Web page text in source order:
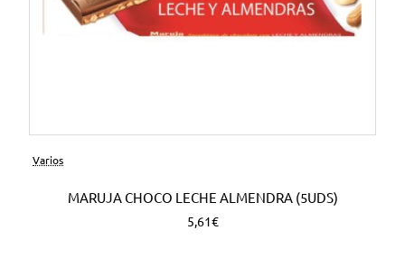
Varios
MARUJA CHOCO LECHE ALMENDRA (5UDS)
5,61€